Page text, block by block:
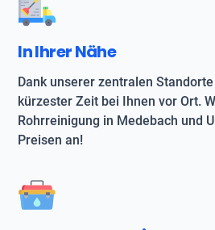
In Ihrer Nähe
Dank unserer zentralen
kürzester Zeit bei Ihnen vor Ort.
Rohrreinigung in Medebach und
Preisen an!